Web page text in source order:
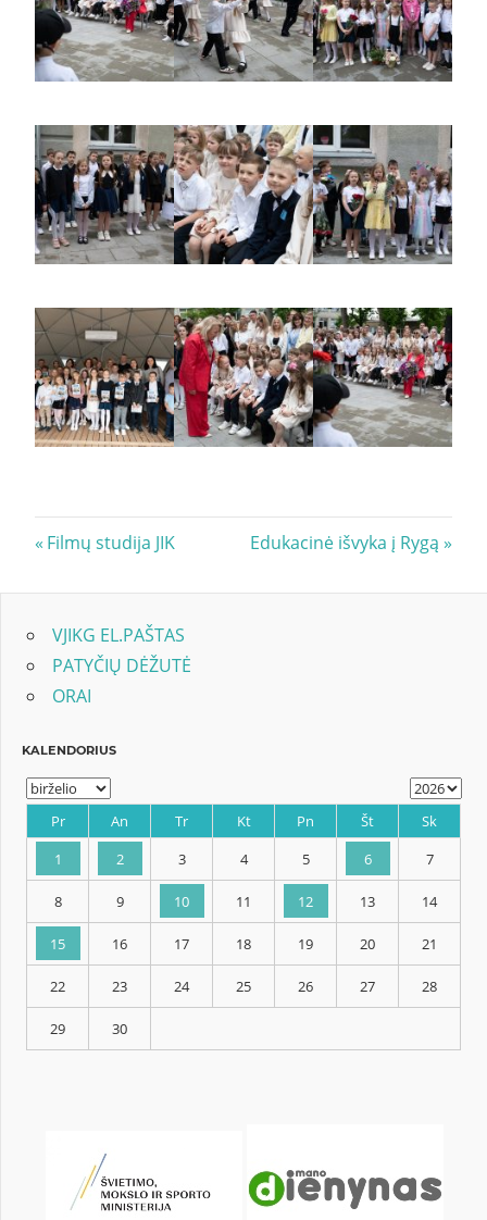
Navigacija
tarp
įrašų
Previous
Filmų studija JIK
Next
Edukacinė išvyka į Rygą
VJIKG EL.PAŠTAS
PATYČIŲ DĖŽUTĖ
ORAI